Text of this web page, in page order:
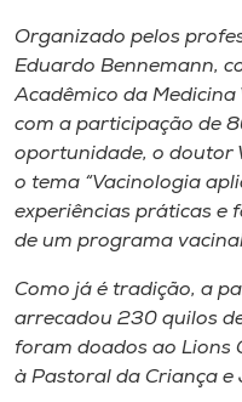
Selecione
o idioma
A-
Organizado pelos
Eduardo Bennemann,
Acadêmico da
com a participação de
oportunidade, o doutor
o tema “Vacinologia
experiências práticas e
de um programa
Como já é tradição, a
arrecadou 230 quilos
foram doados ao Lions
à Pastoral da Criança e